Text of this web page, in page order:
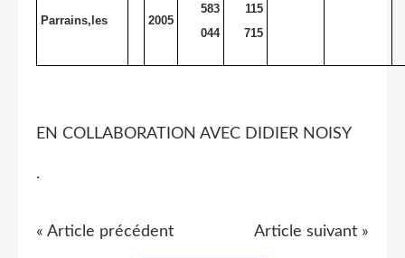
Parrains,les 2005
583
044
115
715
EN COLLABORATION AVEC DIDIER NOISY
.
« Article précédent Article suivant »